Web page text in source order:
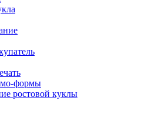
формы
ростовой куклы